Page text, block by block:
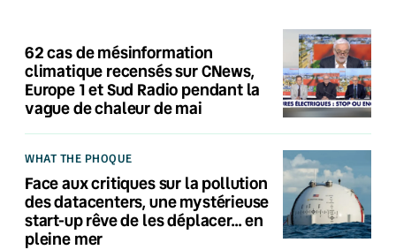
62 cas de mésinformation
climatique recensés sur CNews,
Europe 1 et Sud Radio pendant la
vague de chaleur de mai
WHAT THE PHOQUE
Face aux critiques sur la pollution
des datacenters, une mystérieuse
start-up rêve de les déplacer… en
pleine mer